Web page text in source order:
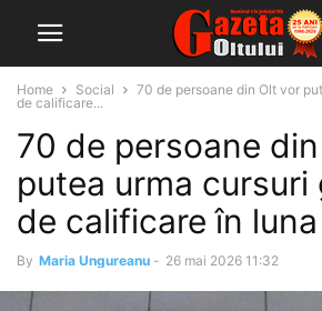
Home Social
70 de persoane din Olt vor
de calificare...
70 de persoane
putea urma cursuri
de calificare în
By Maria Ungureanu - 26 mai 2026 11:32